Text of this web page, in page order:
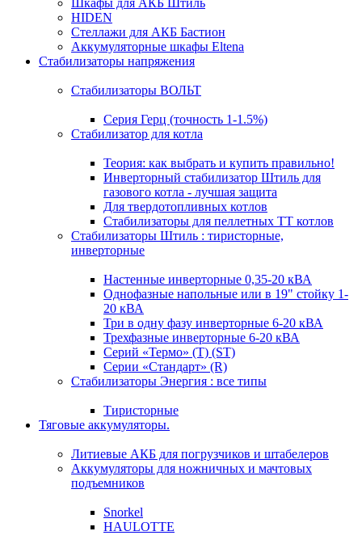
Шкафы для АКБ Штиль
HIDEN
Стеллажи для АКБ Бастион
Аккумуляторные шкафы Eltena
Стабилизаторы напряжения
Стабилизаторы ВОЛЬТ
Серия Герц (точность 1-1.5%)
Стабилизатор для котла
Теория: как выбрать и купить правильно!
Инверторный стабилизатор Штиль для
газового котла - лучшая защита
Для твердотопливных котлов
Стабилизаторы для пеллетных ТТ котлов
Стабилизаторы Штиль : тиристорные,
инверторные
Настенные инверторные 0,35-20 кВА
Однофазные напольные или в 19" стойку 1-
20 кВА
Три в одну фазу инверторные 6-20 кВА
Трехфазные инверторные 6-20 кВА
Серий «Термо» (T) (ST)
Серии «Стандарт» (R)
Стабилизаторы Энергия : все типы
Тиристорные
Тяговые аккумуляторы.
Литиевые АКБ для погрузчиков и штабелеров
Аккумуляторы для ножничных и мачтовых
подъемников
Snorkel
HAULOTTE